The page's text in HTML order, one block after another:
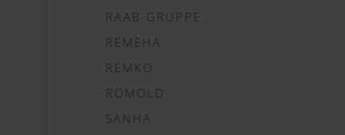
RAAB-GRUPPE
REMEHA
REMKO
ROMOLD
SANHA